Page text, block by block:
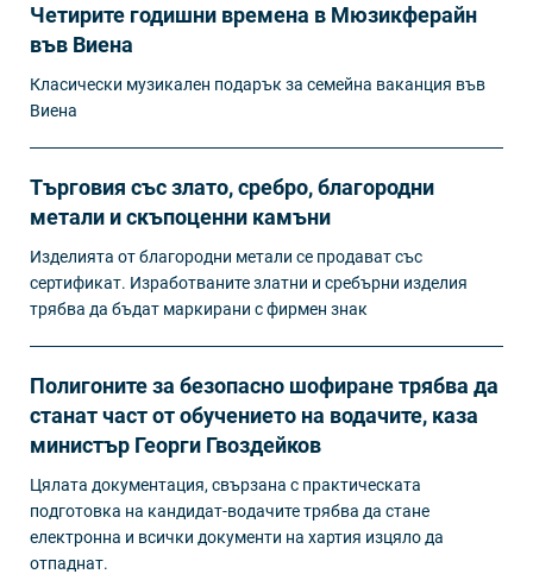
Четирите годишни времена в Мюзикферайн
във Виена
Класически музикален подарък за семейна ваканция във
Виена
Търговия със злато, сребро, благородни
метали и скъпоценни камъни
Изделията от благородни метали се продават със
сертификат. Изработваните златни и сребърни изделия
трябва да бъдат маркирани с фирмен знак
Полигоните за безопасно шофиране трябва да
станат част от обучението на водачите, каза
министър Георги Гвоздейков
Цялата документация, свързана с практическата
подготовка на кандидат-водачите трябва да стане
електронна и всички документи на хартия изцяло да
отпаднат.